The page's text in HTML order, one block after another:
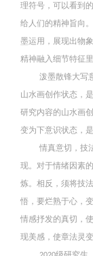
理符号，可以看到
给人们的精神旨向
墨运用 ， 展现出物
精神融入细节特征里
泼墨散锋大写
山水画创作状态 ，
研究内容的山水画
变为下意识状态，
情真意切 ， 技
现。 对于情绪因素
炼。 相反 ， 须将技
悟 ，要烂熟于心 ，
情感抒发的真切，使
现美感 ，使章法灵变